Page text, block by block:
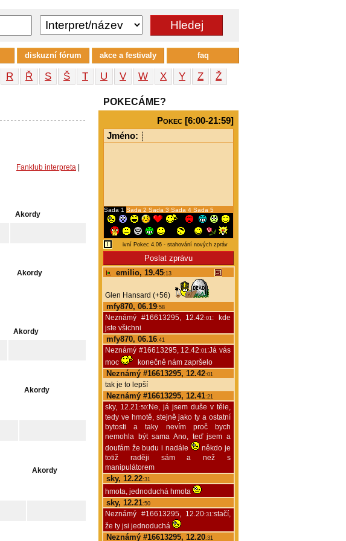
R Ř S Š T U V W X Y Z
Ž
Fanklub interpreta
Akordy
Akordy
Akordy
Akordy
Akordy
POKECÁME?
Pokec [6:00-21:59]
Jméno:
Sada 1 Sada 2 Sada 3 Sada 4 Sada 5
emilio, 19.45:13
Glen Hansard (+56)
mfy870, 06.19:58
Neznámý #16613295, 12.42:01: kde
jste všichni
mfy870, 06.16:41
Neznámý #16613295, 12.42:01:Já vás
moc
konečně nám zapršelo
Neznámý #16613295, 12.42:01
tak je to lepší
Neznámý #16613295, 12.41:21
sky, 12.21:50:Ne, já jsem duše v těle,
tedy ve hmotě, stejně jako ty a ostatní
bytosti a taky nevím proč bych
nemohla být sama Ano, teď jsem a
doufám že budu i nadále
někdo je
totiž raději sám a než s
manipulátorem
sky, 12.22:31
hmota, jednoduchá hmota
sky, 12.21:50
Neznámý #16613295, 12.20:31:stačí,
že ty jsi jednoduchá
Neznámý #16613295, 12.20:31
diskuzní fórum akce a festivaly faq